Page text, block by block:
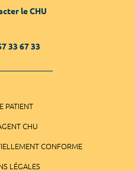
le CHU
33 67 33
PATIENT
CHU
CONFORME
LÉGALES